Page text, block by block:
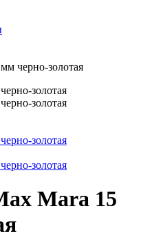
черно-золотая
Mara 15